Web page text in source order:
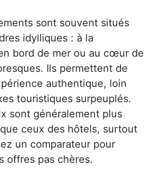
sont souvent situés
idylliques : à la
bord de mer ou au cœur de
Ils permettent de
authentique, loin
touristiques surpeuplés.
sont généralement plus
ceux des hôtels, surtout
un comparateur pour
offres pas chères.